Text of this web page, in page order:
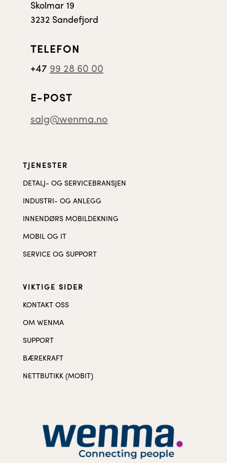
Skolmar 19
3232 Sandefjord
TELEFON
+47 99 28 60 00
E-POST
salg@wenma.no
TJENESTER
DETALJ- OG SERVICEBRANSJEN
INDUSTRI- OG ANLEGG
INNENDØRS MOBILDEKNING
MOBIL OG IT
SERVICE OG SUPPORT
VIKTIGE SIDER
KONTAKT OSS
OM WENMA
SUPPORT
BÆREKRAFT
NETTBUTIKK (MOBIT)